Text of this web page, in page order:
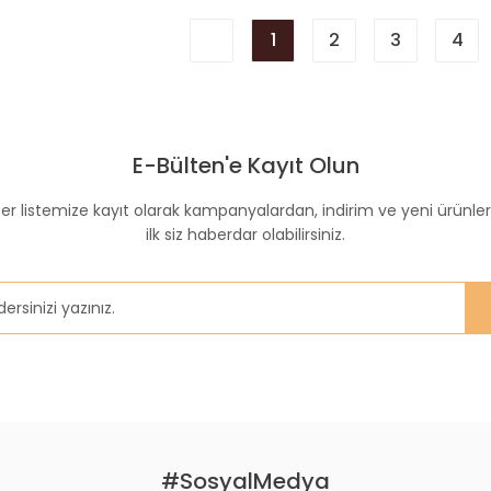
1 2 3 4
E-Bülten'e Kayıt Olun
listemize kayıt olarak kampanyalardan, indirim ve yeni
ilk siz haberdar olabilirsiniz.
#SosyalMedya